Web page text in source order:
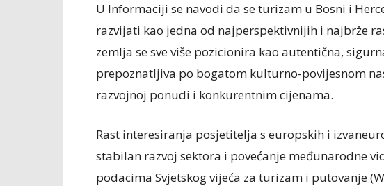
U Informaciji se navodi da se turizam u Bosni i
razvijati kao jedna od najperspektivnijih i najbrže
zemlja se sve više pozicionira kao autentična,
prepoznatljiva po bogatom kulturno-povijesnom
razvojnoj ponudi i konkurentnim cijenama.
Rast interesiranja posjetitelja s europskih i
stabilan razvoj sektora i povećanje međunarodne
podacima Svjetskog vijeća za turizam i putovanje